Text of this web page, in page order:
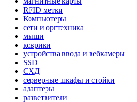
RFID метки
Компьютеры
сети и оргтехника
мыши
коврики
устройства ввода и вебкамеры
SSD
СХД
серверные шкафы и стойки
адаптеры
разветвители